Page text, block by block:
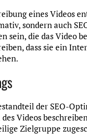
eines Videos
sondern auch
sein, die das Video
dass sie ein
der SEO-
Videos
Zielgruppe